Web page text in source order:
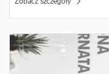
Zobacz szczegóły Ulotki